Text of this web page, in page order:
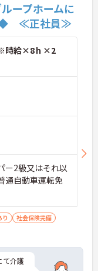
ープホームに
◆ ≪正社員≫
時給×8ｈ×2
通自動車運転免
社会保険完備
て介護